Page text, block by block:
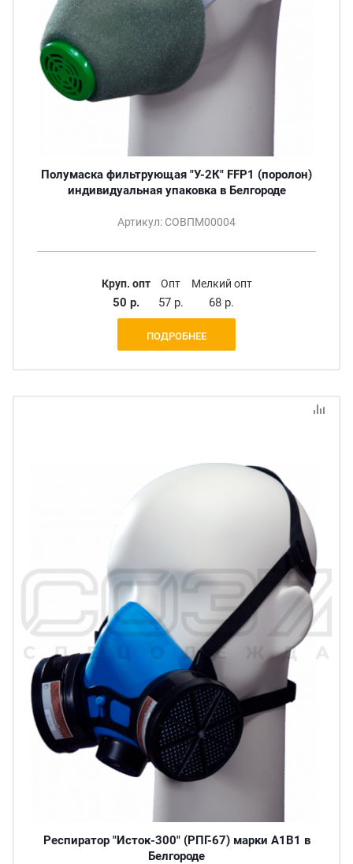
Полумаска фильтрующая "У-2К" FFP1 (поролон)
индивидуальная упаковка в Белгороде
Артикул: СОВПМ00004
Круп. опт
50 р.
Опт
57 р.
Мелкий опт
68 р.
ПОДРОБНЕЕ
Респиратор "Исток-300" (РПГ-67) марки А1В1 в
Белгороде